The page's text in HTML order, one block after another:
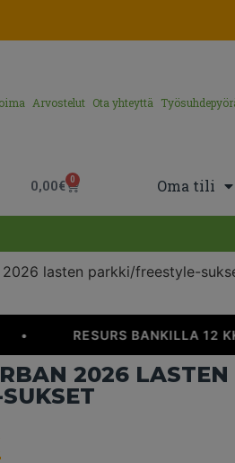
Arvostelut Ota yhteyttä
0,00€ 0 Oma tili
lasten parkki/freestyle-
RESURS BANKILLA 12 KK
2026 LASTEN